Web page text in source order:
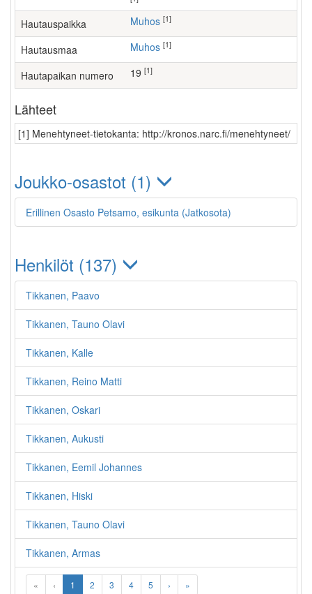
Hautauspaikka Muhos [1]
Hautausmaa Muhos [1]
Hautapaikan numero 19 [1]
Lähteet
[1] Menehtyneet-tietokanta: http://kronos.narc.fi/menehtyneet/
Joukko-osastot (1)
Erillinen Osasto Petsamo, esikunta (Jatkosota)
Henkilöt (137)
Tikkanen, Paavo
Tikkanen, Tauno Olavi
Tikkanen, Kalle
Tikkanen, Reino Matti
Tikkanen, Oskari
Tikkanen, Aukusti
Tikkanen, Eemil Johannes
Tikkanen, Hiski
Tikkanen, Tauno Olavi
Tikkanen, Armas
« ‹ 1 2 3 4 5 › »